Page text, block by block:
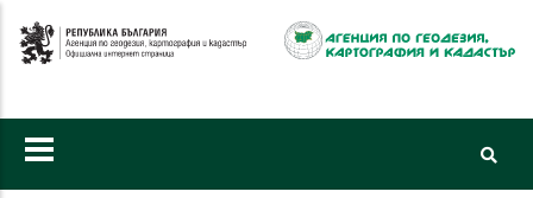
към